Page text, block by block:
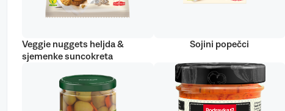
Veggie nuggets heljda &
sjemenke suncokreta
Sojini popečci